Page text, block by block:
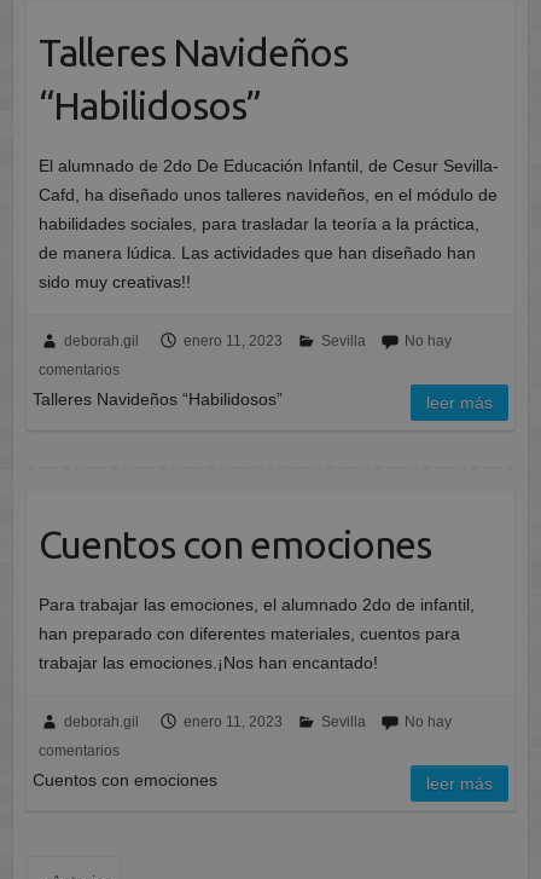
Talleres Navideños
“Habilidosos”
El alumnado de 2do De Educación Infantil, de Cesur Sevilla-
Cafd, ha diseñado unos talleres navideños, en el módulo de
habilidades sociales, para trasladar la teoría a la práctica,
de manera lúdica. Las actividades que han diseñado han
sido muy creativas!!
deborah.gil enero 11, 2023 Sevilla
No hay
comentarios
Talleres Navideños “Habilidosos” leer más
Cuentos con emociones
Para trabajar las emociones, el alumnado 2do de infantil,
han preparado con diferentes materiales, cuentos para
trabajar las emociones.¡Nos han encantado!
deborah.gil enero 11, 2023 Sevilla
No hay
comentarios
Cuentos con emociones leer más